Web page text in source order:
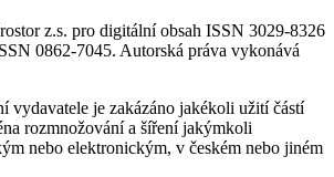
z.s. pro digitální obsah ISSN 3029-8326
0862-7045. Autorská práva vykonává
vydavatele je zakázáno jakékoli užití částí
rozmnožování a šíření jakýmkoli
nebo elektronickým, v českém nebo jiném